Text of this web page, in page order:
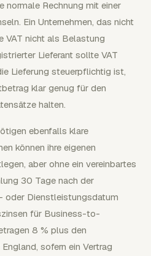
normale Rechnung mit einer
Ein Unternehmen, das nicht
VAT nicht als Belastung
Lieferant sollte VAT
Lieferung steuerpflichtig ist,
klar genug für den
halten.
ebenfalls klare
können ihre eigenen
aber ohne ein vereinbartes
30 Tage nach der
oder Dienstleistungsdatum
für Business-to-
8 % plus den
sofern ein Vertrag